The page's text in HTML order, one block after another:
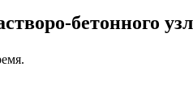
бетонного